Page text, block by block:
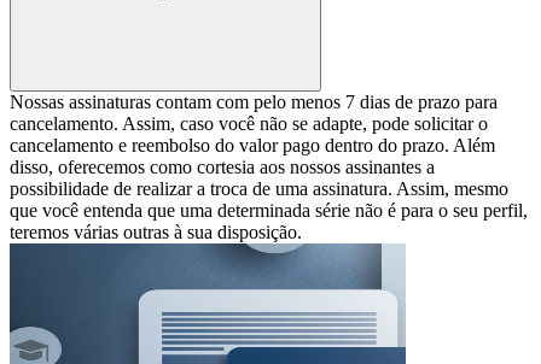
Nossas assinaturas contam com pelo menos 7 dias de prazo para
cancelamento. Assim, caso você não se adapte, pode solicitar o
cancelamento e reembolso do valor pago dentro do prazo. Além
disso, oferecemos como cortesia aos nossos assinantes a
possibilidade de realizar a troca de uma assinatura. Assim, mesmo
que você entenda que uma determinada série não é para o seu perfil,
teremos várias outras à sua disposição.